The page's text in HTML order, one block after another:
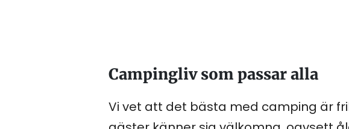
Campingliv som passar alla
Vi vet att det bästa med camping är